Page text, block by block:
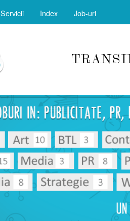
Servicii Index Job-uri